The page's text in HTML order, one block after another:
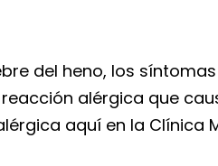
del heno, los
alérgica que
aquí en la Clínica